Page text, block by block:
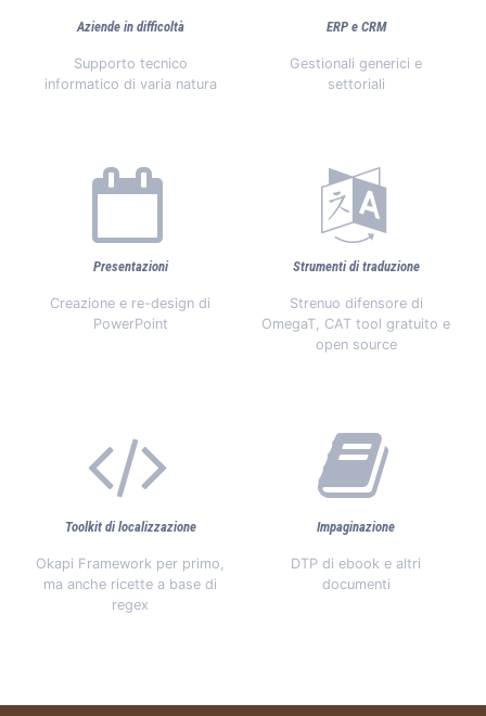
Aziende in difficoltà
Supporto tecnico
informatico di varia natura
ERP e CRM
Gestionali generici e
settoriali
Presentazioni
Creazione e re-design di
PowerPoint
Strumenti di traduzione
Strenuo difensore di
OmegaT, CAT tool gratuito e
open source
Toolkit di localizzazione
Okapi Framework per primo,
ma anche ricette a base di
regex
Impaginazione
DTP di ebook e altri
documenti